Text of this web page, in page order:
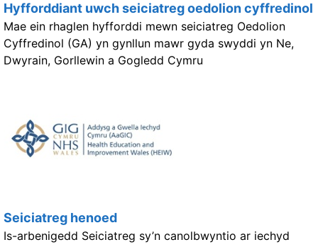
Hyfforddiant uwch seiciatreg oedolion cyffredinol
Mae ein rhaglen hyfforddi mewn seiciatreg Oedolion
Cyffredinol (GA) yn gynllun mawr gyda swyddi yn Ne,
Dwyrain, Gorllewin a Gogledd Cymru
Seiciatreg henoed
Is-arbenigedd Seiciatreg sy’n canolbwyntio ar iechyd